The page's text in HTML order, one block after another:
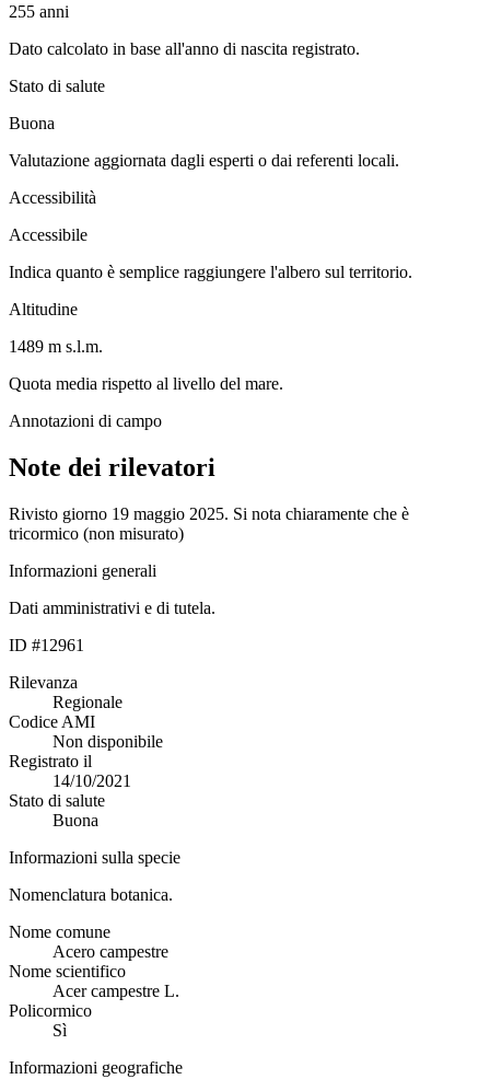
255 anni
Dato calcolato in base all'anno di nascita registrato.
Stato di salute
Buona
Valutazione aggiornata dagli esperti o dai referenti locali.
Accessibilità
Accessibile
Indica quanto è semplice raggiungere l'albero sul territorio.
Altitudine
1489 m s.l.m.
Quota media rispetto al livello del mare.
Annotazioni di campo
Note dei rilevatori
Rivisto giorno 19 maggio 2025. Si nota chiaramente che è
tricormico (non misurato)
Informazioni generali
Dati amministrativi e di tutela.
ID #12961
Rilevanza
Regionale
Codice AMI
Non disponibile
Registrato il
14/10/2021
Stato di salute
Buona
Informazioni sulla specie
Nomenclatura botanica.
Nome comune
Acero campestre
Nome scientifico
Acer campestre L.
Policormico
Sì
Informazioni geografiche